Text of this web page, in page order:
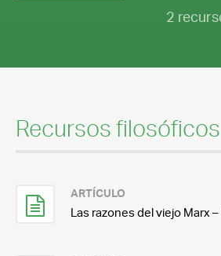
2
Recursos filosóficos
ARTÍCULO
Las razones del viejo Marx